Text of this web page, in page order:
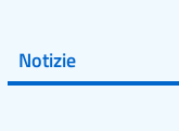
Notizie